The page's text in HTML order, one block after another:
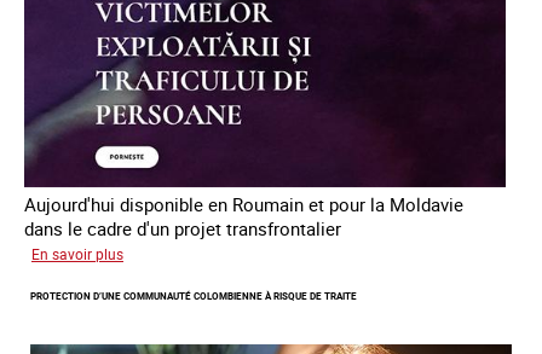
en
Europe
Aujourd'hui disponible en Roumain et pour la Moldavie
dans le cadre d'un projet transfrontalier
En savoir plus
module
formation
PROTECTION D’UNE COMMUNAUTÉ COLOMBIENNE À RISQUE DE TRAITE